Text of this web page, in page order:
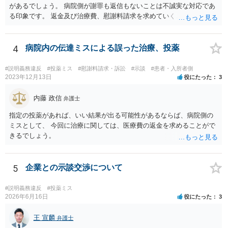
があるでしょう。 病院側が謝罪も返信もないことは不誠実な対応であ
る印象です。 返金及び治療費、慰謝料請求を求めていくことになるか
代理人として病院側との交渉窓口となることも方法の一つです。 ご自
身で内容証明を出される場合、書面にご質問者の不利になる事情を記
載した場合はそれ以降の交渉ハードルが上がってしまうため慎重に検
討されるとよいでしょう。
4 病院内の伝達ミスによる誤った治療、投薬
#説明義務違反 #投薬ミス #慰謝料請求・訴訟 #示談 #患者・入所者側
2023年12月13日 役にたった 3
内藤 政信 弁護士
指定の投薬があれば、いい結果が出る可能性があるならば、病院側の
ミスとして、 今回に治療に関しては、医療費の返金を求めることがで
きるでしょう。
5 企業との示談交渉について
#説明義務違反 #投薬ミス
2026年6月16日 役にたった 3
王 宣麟 弁護士